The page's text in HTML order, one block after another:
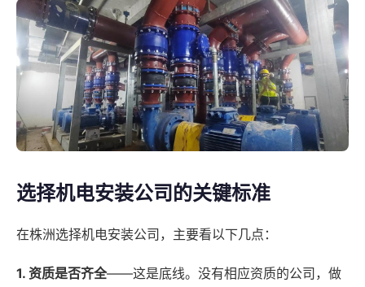
选择机电安装公司的关键标准
在株洲选择机电安装公司，主要看以下几点：
1. 资质是否齐全——这是底线。没有相应资质的公司，做